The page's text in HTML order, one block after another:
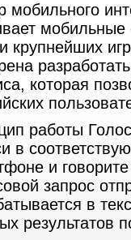
мобильного
крупнейших
которая
работы
в
и
запрос
в
результатов